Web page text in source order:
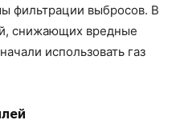
фильтрации выбросов. В
снижающих вредные
использовать газ